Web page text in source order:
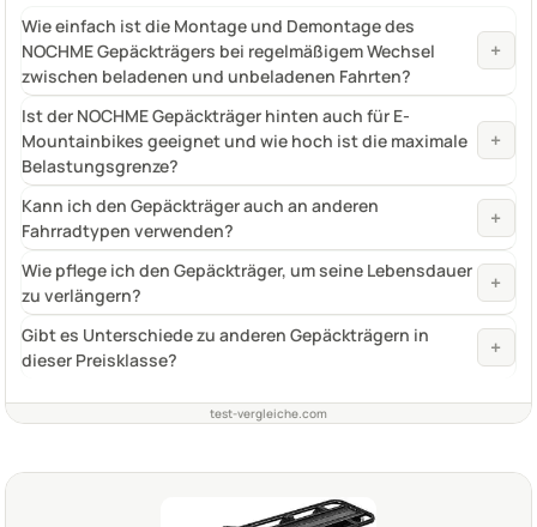
Wie einfach ist die Montage und Demontage des
NOCHME Gepäckträgers bei regelmäßigem Wechsel
zwischen beladenen und unbeladenen Fahrten?
+
Ist der NOCHME Gepäckträger hinten auch für E-
Mountainbikes geeignet und wie hoch ist die maximale
Belastungsgrenze?
+
Kann ich den Gepäckträger auch an anderen
Fahrradtypen verwenden?
+
Wie pflege ich den Gepäckträger, um seine Lebensdauer
zu verlängern?
+
Gibt es Unterschiede zu anderen Gepäckträgern in
dieser Preisklasse?
+
test-vergleiche.com